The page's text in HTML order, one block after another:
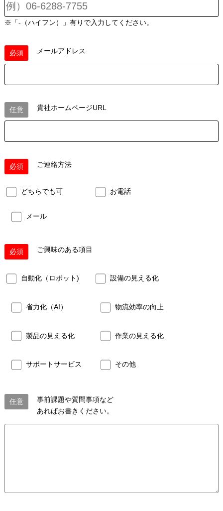
※「-（ハイフン）」有りで入力してください。
必須 メールアドレス
貴社ホームページURL
任意
必須 ご連絡方法
どちらでも可 お電話
メール
必須 ご興味のある項目
自動化（ロボット) 設備の見える化
省力化（AI） 物流効率の向上
製品の見える化 作業の見える化
サポートサービス その他
任意
事前課題や質問事項など
あればお書きください。